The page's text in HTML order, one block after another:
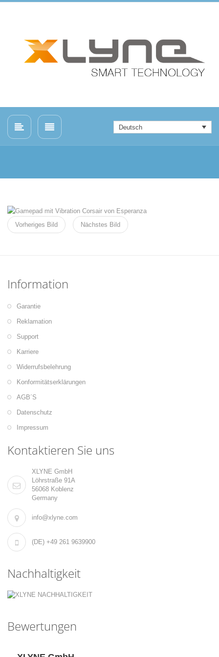
Deutsch
Vorheriges Bild Nächstes Bild
Information
Garantie
Reklamation
Support
Karriere
Widerrufsbelehrung
Konformitätserklärungen
AGB´S
Datenschutz
Impressum
Kontaktieren Sie uns
XLYNE GmbH
Löhrstraße 91A
56068 Koblenz
Germany
info@xlyne.com
(DE) +49 261 9639900
Nachhaltigkeit
Bewertungen